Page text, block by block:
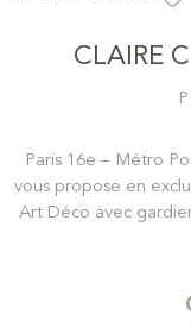
CLAIRE
Paris 16e – Métro
vous propose en
Art Déco avec
8,5m2 au 7e
desservant un